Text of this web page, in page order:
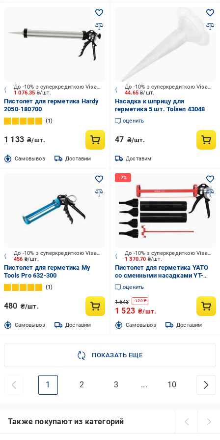
1 076.35 ₴/шт.
До -10% з суперкредиткою Visa Вигода
Пистолет для герметика Hardy
2050-180700
1
1 133 ₴/шт.
Cамовывоз Доставим
44.65₴/шт.
До -10% з суперкредиткою Visa Вигода
Насадка к шприцу для
герметика 5 шт. Tolsen 43048
оценить
47 ₴/шт.
Доставим
456 ₴/шт.
До -10% з суперкредиткою Visa Вигода
Пистолет для герметика My
Tools Pro 632-300
1
480 ₴/шт.
Cамовывоз Доставим
1 370.70 ₴/шт.
До -10% з суперкредиткою Visa Вигода
Пистолет для герметика YATO
со сменными насадками YT-
67580
оценить
1 643 -120₴
1 523 ₴/шт.
Cамовывоз Доставим
ПОКАЗАТЬ ЕЩЕ
1 2 3 ... 10
Также покупают из категорий